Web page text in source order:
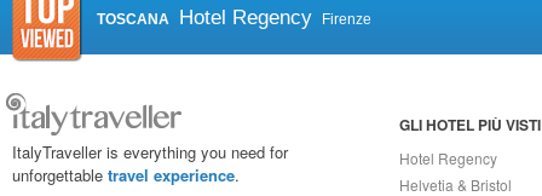
TOSCANA Hotel Regency Firenze
ItalyTraveller is everything you need for
unforgettable travel experience.
GLI HOTEL PIÙ VISTI
Hotel Regency
Helvetia & Bristol